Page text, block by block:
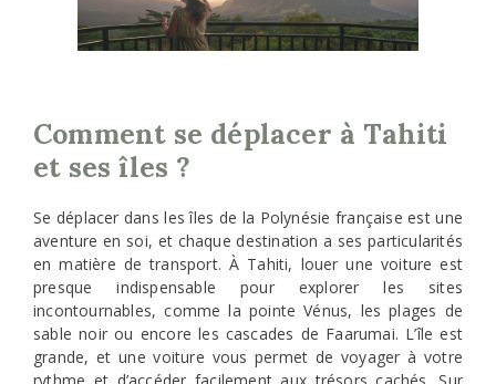
Comment se déplacer à Tahiti
et ses îles ?
Se déplacer dans les îles de la Polynésie française est une
aventure en soi, et chaque destination a ses particularités
en matière de transport. À Tahiti, louer une voiture est
presque indispensable pour explorer les sites
incontournables, comme la pointe Vénus, les plages de
sable noir ou encore les cascades de Faarumai. L’île est
grande, et une voiture vous permet de voyager à votre